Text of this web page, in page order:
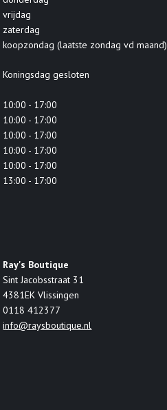
vrijdag
zaterdag
koopzondag (laatste zondag vd maand)
Koningsdag gesloten
10:00 - 17:00
10:00 - 17:00
10:00 - 17:00
10:00 - 17:00
10:00 - 17:00
13:00 - 17:00
Ray's Boutique
Sint Jacobsstraat 31
4381EK Vlissingen
0118 412377
info@raysboutique.nl